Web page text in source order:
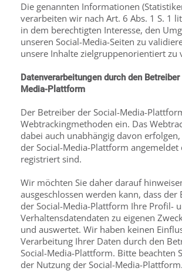
Die genannten Informationen
verarbeiten wir nach Art. 6 Abs. 1 S. 1
in dem berechtigten Interesse, den
unseren Social-Media-Seiten zu
unsere Inhalte zielgruppenorientiert zu
Datenverarbeitungen durch den
Media-Plattform
Der Betreiber der Social-Media-
Webtrackingmethoden ein. Das
dabei auch unabhängig davon erfolgen,
der Social-Media-Plattform ange­meldet
registriert sind.
Wir möchten Sie daher darauf
ausgeschlossen werden kann, dass der
der Social-Media-Plattform Ihre Profil-
Verhaltensdatendaten zu eigenen
und auswertet. Wir haben keinen
Verarbeitung Ihrer Daten durch den
Social-Media-Plattform. Bitte beachten
der Nutzung der Social-Media-Plattform.